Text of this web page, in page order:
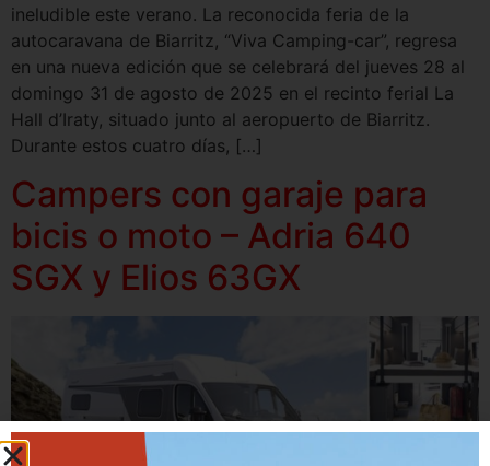
ineludible este verano. La reconocida feria de la
autocaravana de Biarritz, “Viva Camping-car”, regresa
en una nueva edición que se celebrará del jueves 28 al
domingo 31 de agosto de 2025 en el recinto ferial La
Hall d’Iraty, situado junto al aeropuerto de Biarritz.
Durante estos cuatro días, […]
Campers con garaje para
bicis o moto – Adria 640
SGX y Elios 63GX